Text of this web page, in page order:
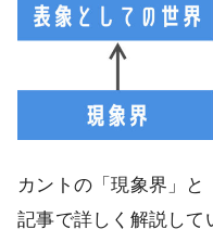
カントの「現象界」
記事で詳しく解説して